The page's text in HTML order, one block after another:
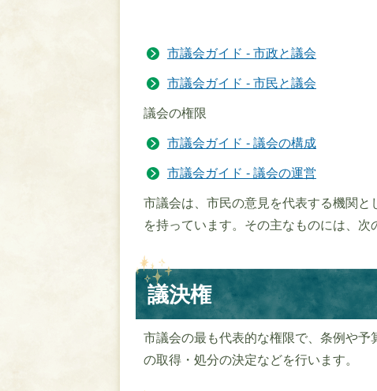
市議会ガイド - 市政と議会
市議会ガイド - 市民と議会
議会の権限
市議会ガイド - 議会の構成
市議会ガイド - 議会の運営
市議会は、市民の意見を代表する機関
を持っています。その主なものには、次
議決権
市議会の最も代表的な権限で、条例や
の取得・処分の決定などを行います。